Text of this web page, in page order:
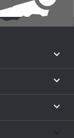


